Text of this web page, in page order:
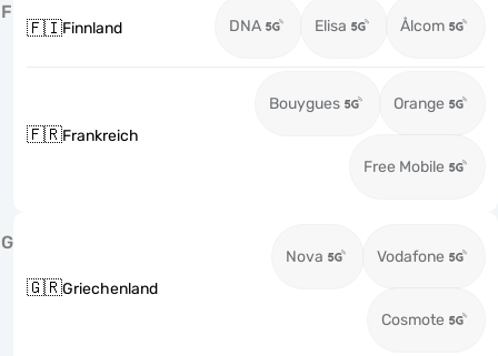
F
🇫🇮Finnland DNA Elisa Ålcom
🇫🇷Frankreich
Bouygues Orange
Free Mobile
G
🇬🇷Griechenland
Nova Vodafone
Cosmote